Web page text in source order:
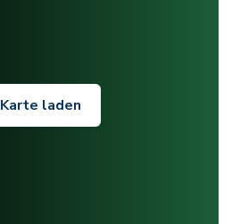
Karte laden